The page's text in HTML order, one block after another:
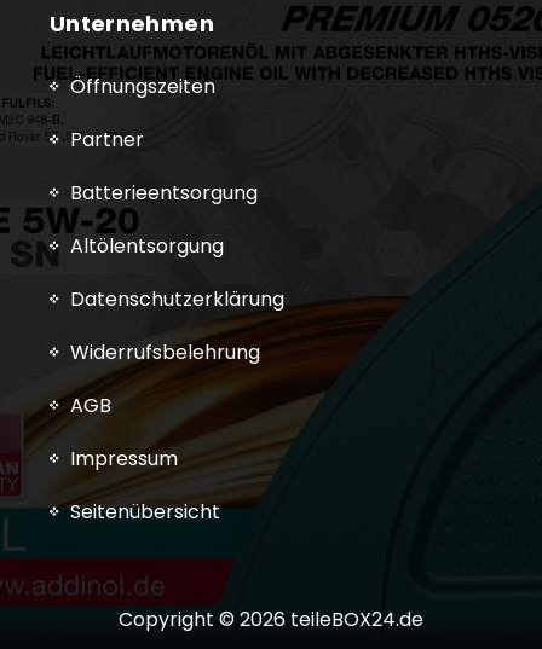
Unternehmen
Öffnungszeiten
Partner
Batterieentsorgung
Altölentsorgung
Datenschutzerklärung
Widerrufsbelehrung
AGB
Impressum
Seitenübersicht
Copyright © 2026 teileBOX24.de